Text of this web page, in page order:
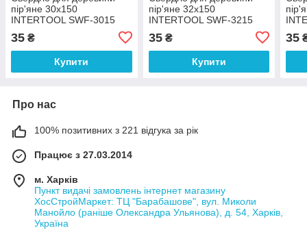
пір'яне 30x150
INTERTOOL SWF-3015
35 ₴
Купити
пір'яне 32x150
INTERTOOL SWF-3215
35₴
Купити
35
Про нас
100% позитивних з 221 відгука за рік
Працює з 27.03.2014
м. Харків
Пункт видачі замовлень інтернет магазину
ХосСтройМаркет: ТЦ "Барабашове", вул. Миколи
Манойло (раніше Олександра Ульянова), д. 54, Харків,
Україна